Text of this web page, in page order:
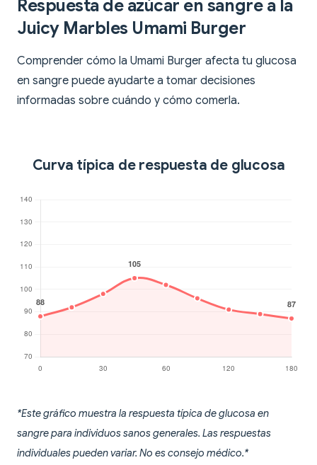
Respuesta de azúcar en sangre a la
Juicy Marbles Umami Burger
Comprender cómo la Umami Burger afecta tu glucosa
en sangre puede ayudarte a tomar decisiones
informadas sobre cuándo y cómo comerla.
Curva típica de respuesta de glucosa
*Este gráfico muestra la respuesta típica de glucosa en
sangre para individuos sanos generales. Las respuestas
individuales pueden variar. No es consejo médico.*